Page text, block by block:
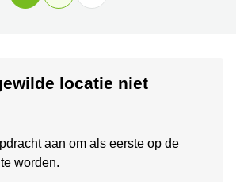
locatie niet
aan om als eerste op de
worden.